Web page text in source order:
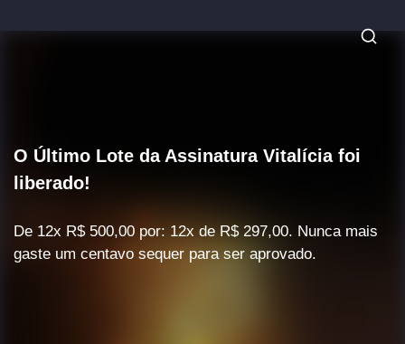
O Último Lote da Assinatura Vitalícia foi
liberado!
De 12x R$ 500,00 por: 12x de R$ 297,00. Nunca mais
gaste um centavo sequer para ser aprovado.